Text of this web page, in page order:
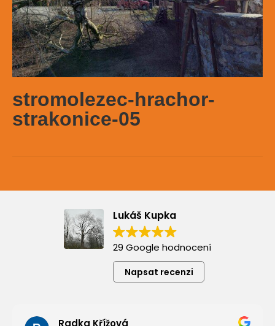
stromolezec-hrachor-
strakonice-05
Lukáš Kupka
29 Google hodnocení
Napsat recenzi
Radka Křížová